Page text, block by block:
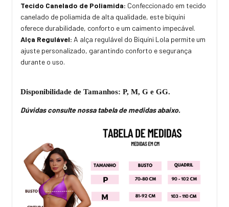
Tecido Canelado de Poliamida: Confeccionado em tecido
canelado de poliamida de alta qualidade, este biquíni
oferece durabilidade, conforto e um caimento impecável.
Alça Regulável: A alça regulável do Biquíni Lola permite um
ajuste personalizado, garantindo conforto e segurança
durante o uso.
Disponibilidade de Tamanhos: P, M, G e GG.
Dúvidas consulte nossa tabela de medidas abaixo.